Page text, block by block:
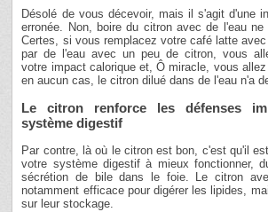
Désolé de vous décevoir, mais il s'agit d'une
erronée. Non, boire du citron avec de l'eau
Certes, si vous remplacez votre café latte
par de l'eau avec un peu de citron, vous
votre impact calorique et, Ô miracle, vous
en aucun cas, le citron dilué dans de l'eau n'a
Le citron renforce les défenses
système digestif
Par contre, là où le citron est bon, c'est qu'il
votre système digestif à mieux fonctionner,
sécrétion de bile dans le foie. Le citron
notamment efficace pour digérer les lipides,
sur leur stockage.